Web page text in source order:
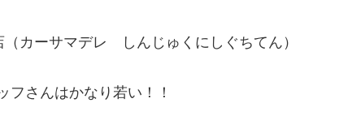
フさんはかなり若い！！